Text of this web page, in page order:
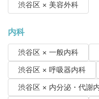
渋谷区 × 美容外科
内科
渋谷区 × 一般内科
渋谷区 × 呼吸器内科
渋谷区 × 内分泌・代謝